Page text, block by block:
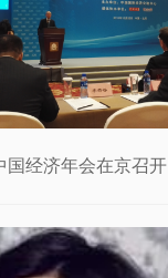
国经济年会在京召开